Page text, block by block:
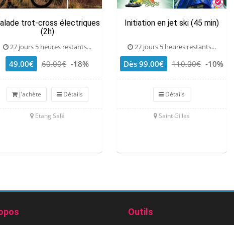
trot-cross électriques
(2h)
27 jours 5 heures restants...
49.00€ 60.00€ -18%
J'achète Détails
Etang Salé
Initiation en jet ski (45 min)
27 jours 5 heures restants...
Dès 99.00€ 110.00€ -10%
Détails
Saint Gilles
Outils